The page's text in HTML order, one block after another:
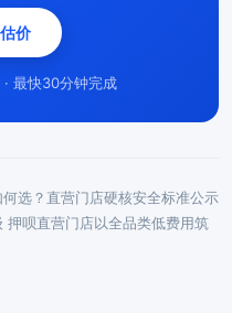
价
最快30分钟完成
选？直营门店硬核安全标准公示
押呗直营门店以全品类低费用筑